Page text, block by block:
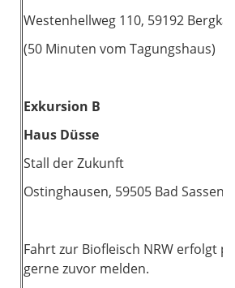
Westenhellweg 110, 59192
(50 Minuten vom Tagungshaus)
Exkursion B
Haus Düsse
Stall der Zukunft
Ostinghausen, 59505 Bad
Fahrt zur Biofleisch NRW erfolgt
gerne zuvor melden.